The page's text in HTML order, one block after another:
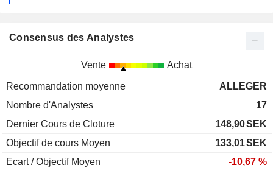
Consensus des Analystes
Vente Achat
Recommandation moyenne
ALLEGER
Nombre d'Analystes
17
Dernier Cours de Cloture
148,90SEK
Objectif de cours Moyen
133,01SEK
Ecart / Objectif Moyen
-10,67 %